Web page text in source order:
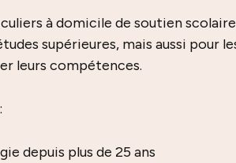
à domicile de soutien
supérieures, mais aussi pour
leurs compétences.
depuis plus de 25 ans